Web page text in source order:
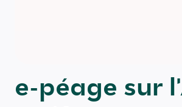
e-péage sur